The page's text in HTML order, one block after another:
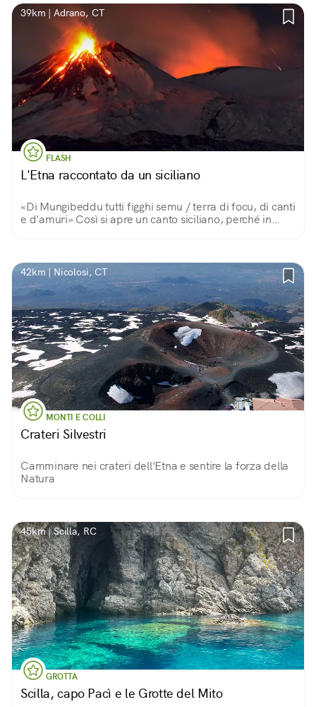
39km | Adrano, CT
FLASH
L'Etna raccontato da un siciliano
«Di Mungibeddu tutti figghi semu / terra di focu, di canti
e d'amuri» Così si apre un canto siciliano, perché in
42km | Nicolosi, CT
MONTI E COLLI
Crateri Silvestri
Camminare nei crateri dell'Etna e sentire la forza della
Natura
45km | Scilla, RC
GROTTA
Scilla, capo Pacì e le Grotte del Mito